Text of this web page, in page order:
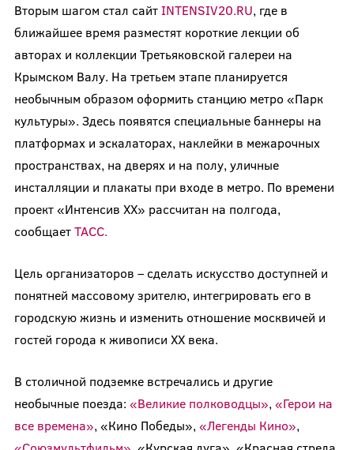
Вторым шагом стал сайтINTENSIV20.RU, где в
ближайшее время разместят короткие лекции об
авторах и коллекции Третьяковской галереи на
Крымском Валу. На третьем этапе планируется
необычным образом оформить станцию метро «Парк
культуры». Здесь появятся специальные баннеры на
платформах и эскалаторах, наклейки в межарочных
пространствах, на дверях и на полу, уличные
инсталляции и плакаты при входе в метро. По времени
проект «Интенсив ХХ» рассчитан на полгода,
сообщаетТАСС.
Цель организаторов – сделать искусство доступней и
понятней массовому зрителю, интегрировать его в
городскую жизнь и изменить отношение москвичей и
гостей города к живописи ХХ века.
В столичной подземке встречались и другие
необычные поезда: «Великие полководцы», «Герои на
все времена», «Кино Победы», «Легенды Кино»,